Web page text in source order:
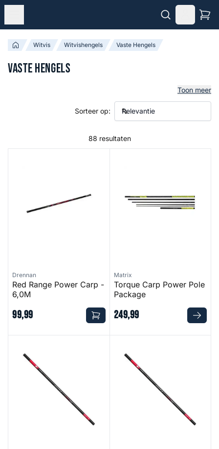
Witvis Witvishengels Vaste Hengels
Vaste Hengels
Toon meer
88 resultaten
Sorteer op:
Drennan
Red Range Power Carp -
6,0M
99,99
Matrix
Torque Carp Power Pole
Package
249,99